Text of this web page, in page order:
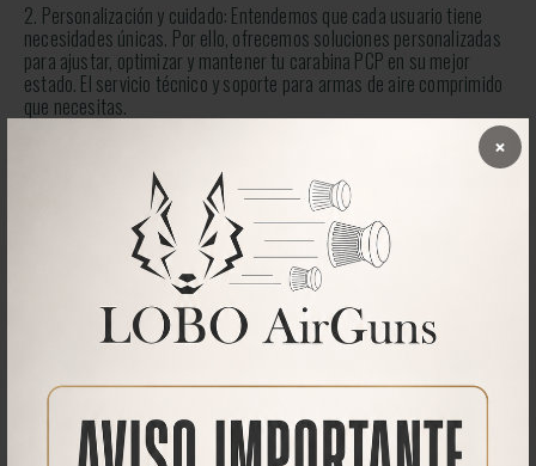
×
2. Personalización y cuidado: Entendemos que cada usuario tiene
necesidades únicas. Por ello, ofrecemos soluciones personalizadas
para ajustar, optimizar y mantener tu carabina PCP en su mejor
estado. El servicio técnico y soporte para armas de aire comprimido
que necesitas.
3. Componentes originales y ajustes de precisión: Disponemos de
todas las piezas originales para nuestras carabinas LOBO. Somos
expertos en mecanizado. Desde reguladores hasta sistemas de
válvulas, cada reparación o ajuste se realiza con precisión
4. Asesoramiento directo del fabricante: No solo reparamos, sino
que también compartimos contigo las mejores prácticas para el
mantenimiento y mejora de tu equipo, asegurando una vida útil